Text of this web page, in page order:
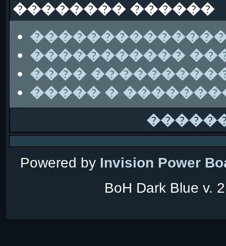
�������� ������
�����������
����
����� �
Powered by Invision Power
BoH Dark Blue v.